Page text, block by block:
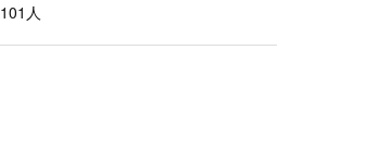
101 人